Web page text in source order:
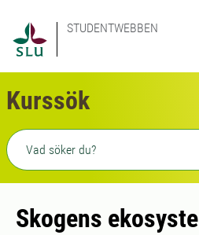
STUDENTWEBBEN
Kurssök
Fritext sökning
Skogens